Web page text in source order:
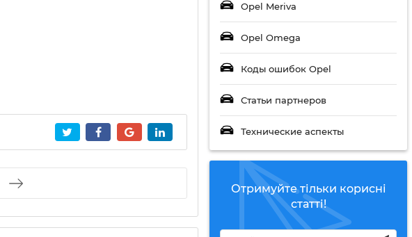
Opel Meriva
Opel Omega
Коды ошибок Opel
Статьи партнеров
Технические аспекты
Отримуйте тільки корисні
статті!